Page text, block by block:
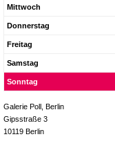
Mittwoch
Donnerstag
Freitag
Samstag
Sonntag
Galerie Poll, Berlin
Gipsstraße 3
10119 Berlin